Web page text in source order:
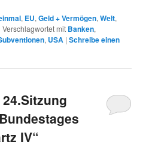
, EU,Geld + Vermögen,Welt,
|Verschlagwortet mit Banken,
, USA |Schreibe einen
IV“